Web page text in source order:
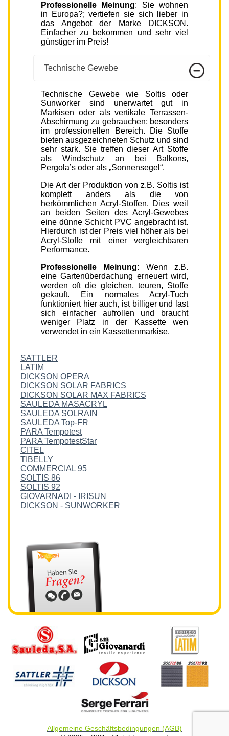
Professionelle Meinung: Sie wohnen
in Europa?; vertiefen sie sich lieber in
das Angebot der Marke DICKSON.
Einfacher zu bekommen und sehr viel
günstiger im Preis!
Technische Gewebe
Technische Gewebe wie Soltis oder
Sunworker sind unerwartet gut in
Markisen oder als vertikale Terrassen-
Abschirmung zu gebrauchen; besonders
im professionellen Bereich. Die Stoffe
bieten ausgezeichneten Schutz und sind
sehr stark. Sie treffen dieser Art Stoffe
als Windschutz an bei Balkons,
Pergola’s oder als „Sonnensegel“.
Die Art der Produktion von z.B. Soltis ist
komplett anders als die von
herkömmlichen Acryl-Stoffen. Dies weil
an beiden Seiten des Acryl-Gewebes
eine dünne Schicht PVC angebracht ist.
Hierdurch ist der Preis viel höher als bei
Acryl-Stoffe mit einer vergleichbaren
Performance.
Professionelle Meinung: Wenn z.B.
eine Gartenüberdachung erneuert wird,
werden oft die gleichen, teuren, Stoffe
gekauft. Ein normales Acryl-Tuch
funktioniert hier auch, ist billiger und last
sich einfacher aufrollen und braucht
weniger Platz in der Kassette wen
verwendet in ein Kassettenmarkise.
SATTLER
LATIM
DICKSON OPERA
DICKSON SOLAR FABRICS
DICKSON SOLAR MAX FABRICS
SAULEDA MASACRYL
SAULEDA SOLRAIN
SAULEDA Top-FR
PARA Tempotest
PARA TempotestStar
CITEL
TIBELLY
COMMERCIAL 95
SOLTIS 86
SOLTIS 92
GIOVARNADI - IRISUN
DICKSON - SUNWORKER
Allgemeine Geschäftsbedingungen (AGB)